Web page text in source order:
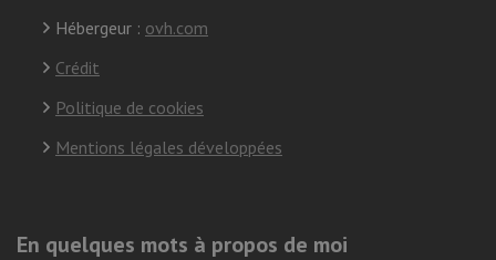
Hébergeur : ovh.com
Crédit
Politique de cookies
Mentions légales développées
En quelques mots à propos de moi